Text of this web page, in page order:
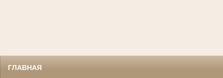
ГЛАВНАЯ